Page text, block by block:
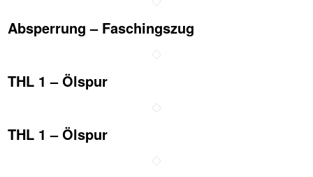
Absperrung – Faschingszug
THL 1 – Ölspur
THL 1 – Ölspur